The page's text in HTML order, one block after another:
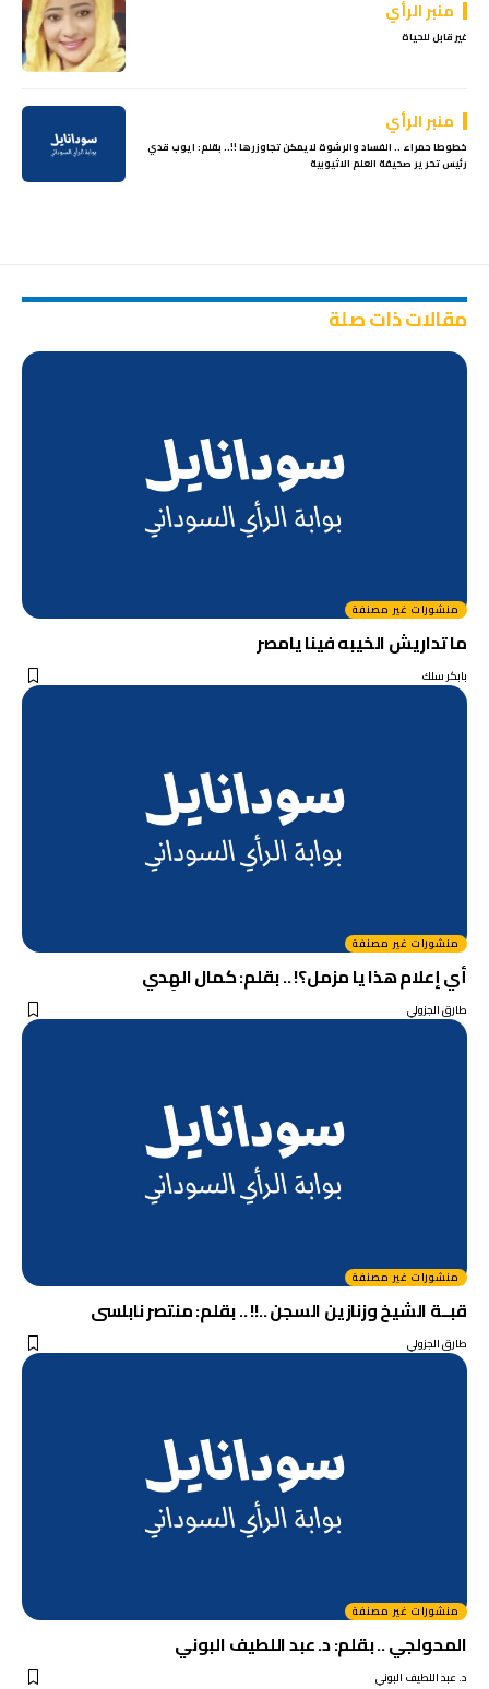
منبر الرأي
غير قابل للحياة
منبر الرأي
خطوطا حمراء .. الفساد والرشوة ﻻيمكن تجاوزرها !!.. بقلم: ايوب قدي
رئيس تحرير صحيفة العلم اﻻثيوبية
مقالات ذات صلة
منشورات غير مصنفة
ما تداريش الخيبه فينا يامصر
بابكر سلك
منشورات غير مصنفة
أي إعلام هذا يا مزمل؟! .. بقلم: كمال الهِدي
طارق الجزولي
منشورات غير مصنفة
قبــة الشيخ وزنازين السجن ..!! .. بقلم: منتصر نابلسى
طارق الجزولي
منشورات غير مصنفة
المحولجي .. بقلم: د. عبد اللطيف البوني
د. عبد اللطيف البوني